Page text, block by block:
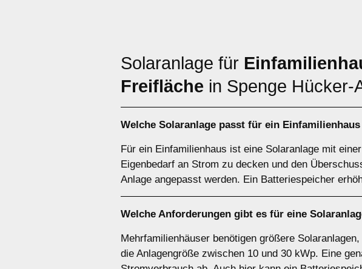
Solaranlage für
Freifläche in Spenge Hücker-
Welche Solaranlage passt für ein Einfamilienhaus
Für ein Einfamilienhaus ist eine Solaranlage mit
Eigenbedarf an Strom zu decken und den
Anlage angepasst werden. Ein Batteriespeicher
Welche Anforderungen gibt es für eine
Mehrfamilienhäuser benötigen größere
die Anlagengröße zwischen 10 und 30 kWp. Eine